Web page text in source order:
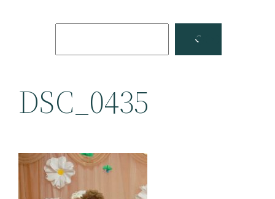
Facebook
DSC_0435